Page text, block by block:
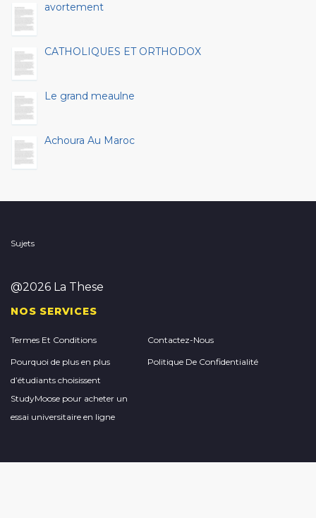
avortement
CATHOLIQUES ET ORTHODOX
Le grand meaulne
Achoura Au Maroc
Sujets
@2026 La These
NOS SERVICES
Termes Et Conditions Contactez-Nous
Pourquoi de plus en plus
d’étudiants choisissent
StudyMoose pour acheter un
essai universitaire en ligne
Politique De Confidentialité